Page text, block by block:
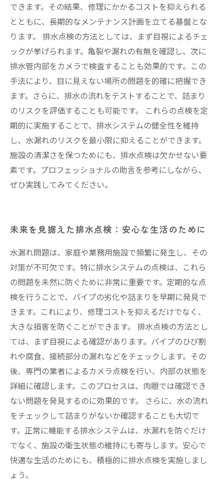
できます。その結果、修理にかかるコストを抑えられる
とともに、長期的なメンテナンス計画を立てる基盤とな
ります。 排水点検の方法としては、まず目視によるチェ
ックが挙げられます。亀裂や漏れの有無を確認し、次に
排水管内部をカメラで検査することも効果的です。この
手法により、目に見えない場所の問題を的確に把握でき
ます。さらに、排水の流れをテストすることで、詰まり
のリスクを評価することも可能です。 これらの点検を定
期的に実施することで、排水システムの健全性を維持
し、水漏れのリスクを最小限に抑えることができます。
施設の清潔さを保つためにも、排水点検は欠かせない要
素です。プロフェッショナルの助言を参考にしながら、
ぜひ実践してみてください。
未来を見据えた排水点検：安心な生活のために
水漏れ問題は、家庭や業務用施設で頻繁に発生し、その
対策が不可欠です。特に排水システムの点検は、これら
の問題を未然に防ぐために非常に重要です。定期的な点
検を行うことで、パイプの劣化や詰まりを早期に発見で
きます。これにより、修理コストを抑えるだけでなく、
大きな損害を防ぐことができます。 排水点検の方法とし
ては、まず目視による確認があります。パイプのひび割
れや腐食、接続部分の漏れなどをチェックします。その
後、専門の業者によるカメラ点検を行い、内部の状態を
詳細に確認します。このプロセスは、肉眼では確認でき
ない問題を発見するのに効果的です。 さらに、水の流れ
をチェックして詰まりがないか確認することも大切で
す。正常に機能する排水システムは、水漏れを防ぐだけ
でなく、施設の衛生状態の維持にも寄与します。安心で
快適な生活のためにも、積極的に排水点検を実施しまし
ょう。